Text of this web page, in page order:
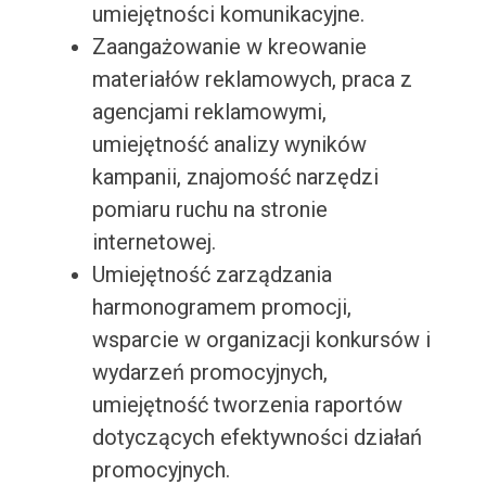
umiejętności komunikacyjne.
Zaangażowanie w kreowanie
materiałów reklamowych, praca z
agencjami reklamowymi,
umiejętność analizy wyników
kampanii, znajomość narzędzi
pomiaru ruchu na stronie
internetowej.
Umiejętność zarządzania
harmonogramem promocji,
wsparcie w organizacji konkursów i
wydarzeń promocyjnych,
umiejętność tworzenia raportów
dotyczących efektywności działań
promocyjnych.